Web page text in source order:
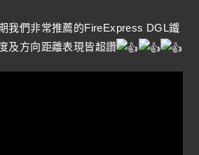
我們非常推薦的FireExpress DGL鐵
及方向距離表現皆超讚